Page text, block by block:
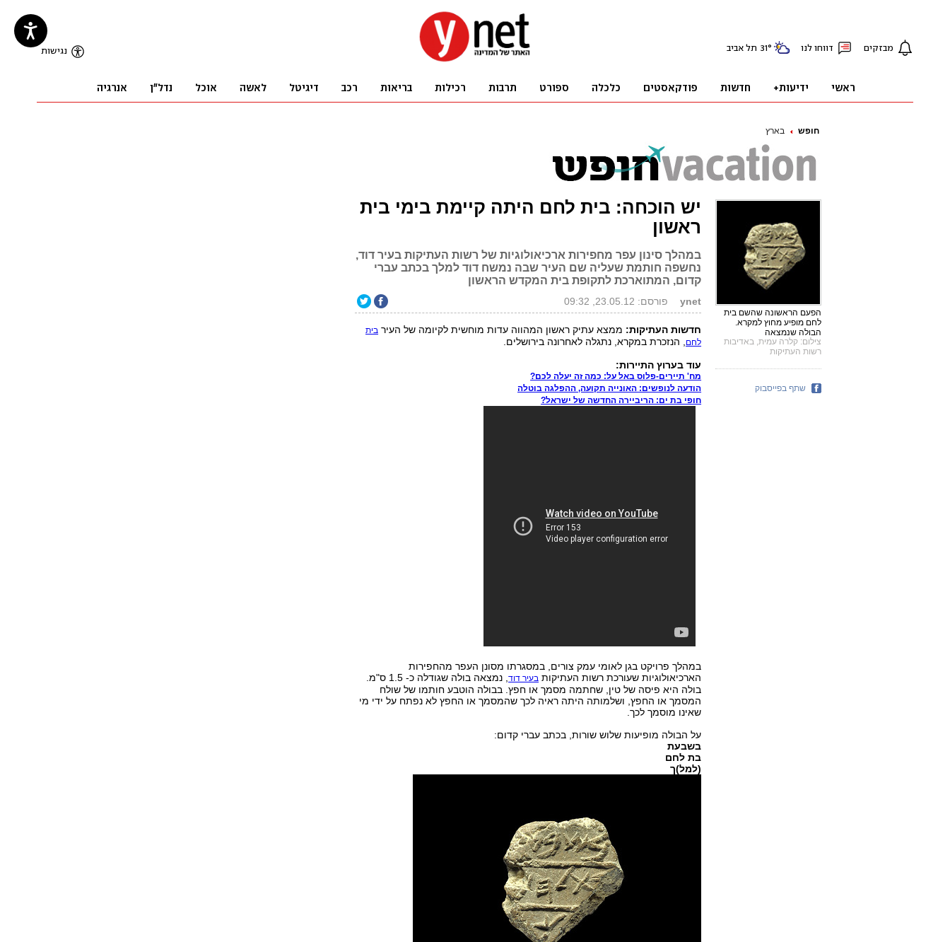
חופש בארץ
יש הוכחה: בית לחם היתה קיימת בימי בית
ראשון
במהלך סינון עפר מחפירות ארכיאולוגיות של רשות העתיקות בעיר דוד,
נחשפה חותמת שעליה שם העיר שבה נמשח דוד למלך בכתב עברי
קדום, המתוארכת לתקופת בית המקדש הראשון
ynet פורסם: 23.05.12, 09:32
חדשות העתיקות: ממצא עתיק ראשון המהווה עדות מוחשית לקיומה של העיר בית
לחם, הנזכרת במקרא, נתגלה לאחרונה בירושלים.
עוד בערוץ התיירות:
מח' תיירים-פלוס באל על: כמה זה יעלה לכם?
הודעה לנופשים: האונייה תקועה, ההפלגה בוטלה
חופי בת ים: הריביירה החדשה של ישראל?
במהלך פרויקט בגן לאומי עמק צורים, במסגרתו מסונן העפר מהחפירות
הארכיאולוגיות שעורכת רשות העתיקות בעיר דוד
, נמצאה בולה שגודלה כ- 1.5 ס"מ.
בולה היא פיסה של טין, שחתמה מסמך או חפץ. בבולה הוטבע חותמו של שולח
המסמך או החפץ, ושלמותה היתה ראיה לכך שהמסמך או החפץ לא נפתח על ידי מי
שאינו מוסמך לכך.
על הבולה מופיעות שלוש שורות, בכתב עברי קדום:
בשבעת
בת לחם
(למל)ך
הפעם הראשונה שהשם בית
לחם מופיע מחוץ למקרא.
הבולה שנמצאה
צילום: קלרה עמית, באדיבות
רשות העתיקות
שתף בפייסבוק